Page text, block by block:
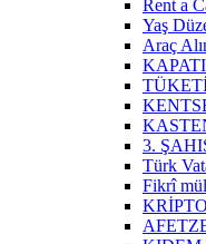
Rent a
Yaş
Araç
3.
Türk
Fikrî